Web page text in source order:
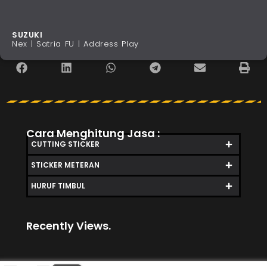
SUZUKI
Nex | Satria FU | Address Play
Cara Menghitung Jasa :
CUTTING STICKER
STICKER METERAN
HURUF TIMBUL
Recently Views.